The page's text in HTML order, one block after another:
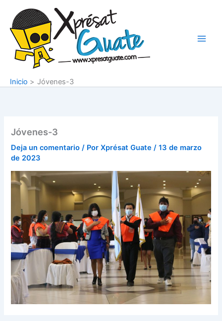
contenido
Inicio Jóvenes-3
Jóvenes-3
Deja un comentario / PorXprésat Guate/13 de marzo
de 2023